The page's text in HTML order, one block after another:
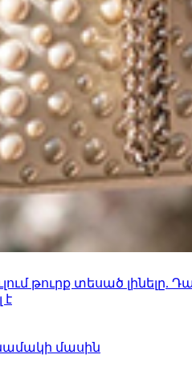
թուրք տեսած լինելը.
է
մասին